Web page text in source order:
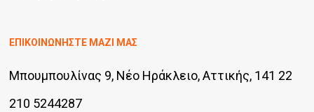
ΕΠΙΚΟΙΝΩΝΗΣΤΕ ΜΑΖΙ ΜΑΣ
Μπουμπουλίνας 9, Νέο Ηράκλειο, Αττικής, 141 22
210 5244287